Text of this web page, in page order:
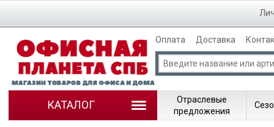
Оплата Доставка
КАТАЛОГ
Отраслевые
предложения